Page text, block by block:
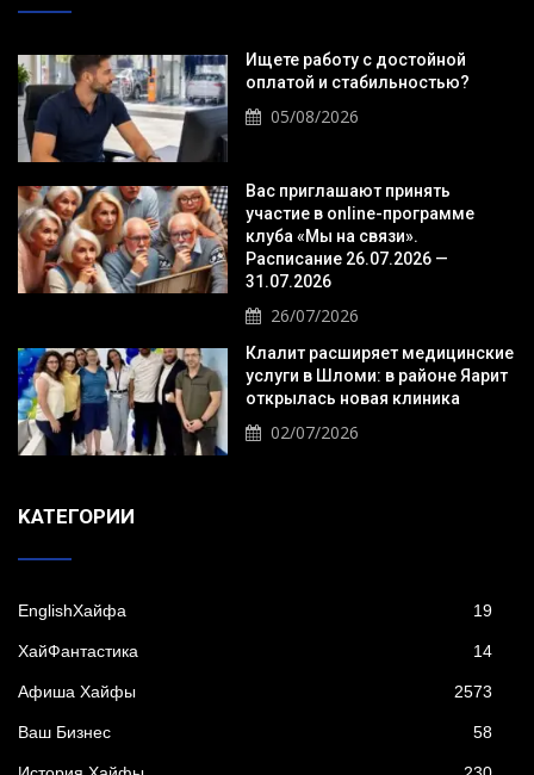
Ищете работу с достойной
оплатой и стабильностью?
05/08/2026
Вас приглашают принять
участие в online-программе
клуба «Мы на связи».
Расписание 26.07.2026 —
31.07.2026
26/07/2026
Клалит расширяет медицинские
услуги в Шломи: в районе Яарит
открылась новая клиника
02/07/2026
KАТЕГОРИИ
EnglishХайфа 19
XайФантастика 14
Афиша Хайфы 2573
Ваш Бизнес 58